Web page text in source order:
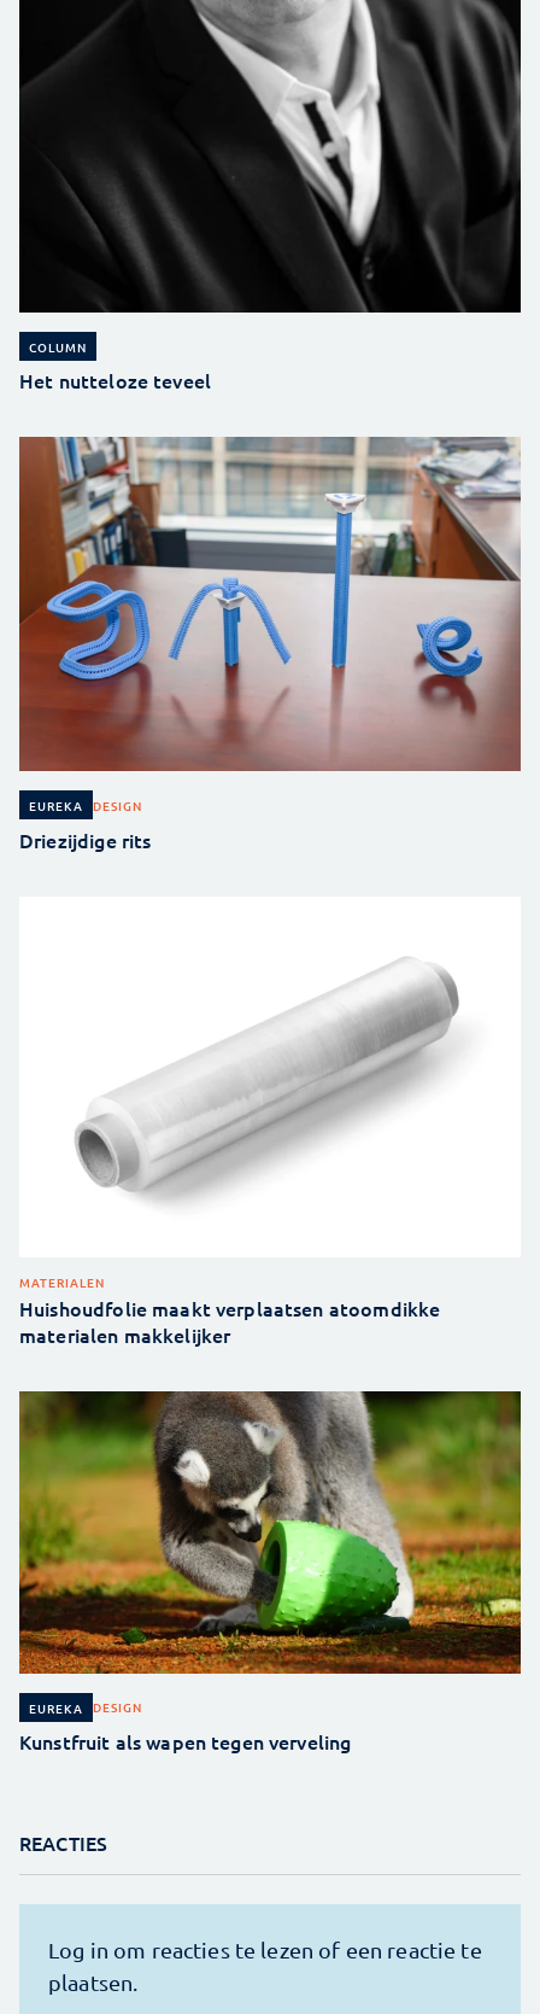
COLUMN
Het nutteloze teveel
EUREKA DESIGN
Driezijdige rits
MATERIALEN
Huishoudfolie maakt verplaatsen atoomdikke
materialen makkelijker
EUREKA DESIGN
Kunstfruit als wapen tegen verveling
REACTIES